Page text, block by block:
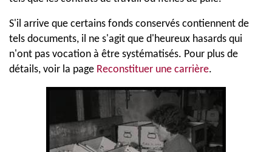
S'il arrive que certains fonds conservés contiennent de
tels documents, il ne s'agit que d'heureux hasards qui
n'ont pas vocation à être systématisés. Pour plus de
détails, voir la page Reconstituer une carrière.